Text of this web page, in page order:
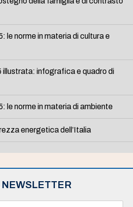
le norme in materia di cultura e
illustrata: infografica e quadro di
le norme in materia di ambiente
energetica dell’Italia